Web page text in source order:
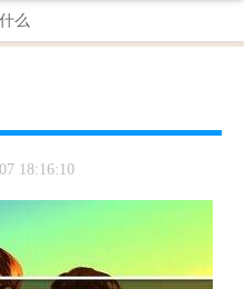
么
18:16:10